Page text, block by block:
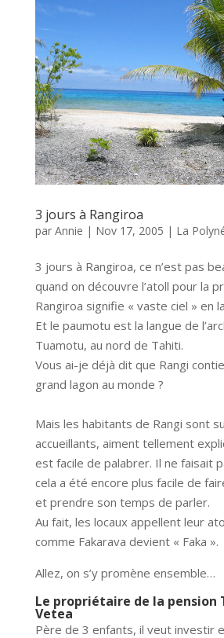
3 jours à Rangiroa
par Annie | Nov 17, 2005 | La
3 jours à Rangiroa, ce n’est pas
quand on découvre l’atoll pour la
Rangiroa signifie « vaste ciel » en
Et le paumotu est la langue de
Tuamotu, au nord de Tahiti.
Vous ai-je déjà dit que Rangi
grand lagon au monde ?
Mais les habitants de Rangi sont
accueillants, aiment tellement
est facile de palabrer. Il ne faisait
cela a été encore plus facile de
et prendre son temps de parler.
Au fait, les locaux appellent leur
comme Fakarava devient « Faka ».
Allez, on s’y promène ensemble…
Le propriétaire de la pension
Vetea
Père de 3 enfants, il veut investir